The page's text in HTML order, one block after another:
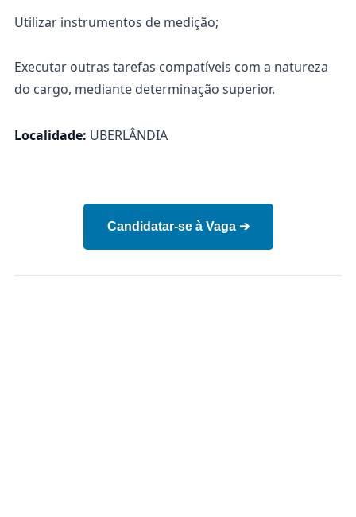
Utilizar instrumentos de medição;
Executar outras tarefas compatíveis com a natureza
do cargo, mediante determinação superior.
Localidade: UBERLÂNDIA
Candidatar-se à Vaga ➔